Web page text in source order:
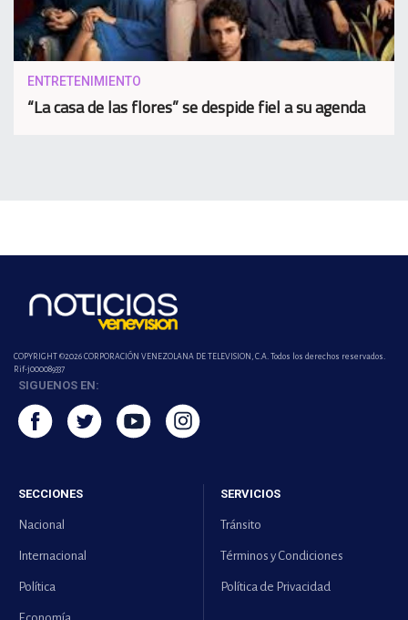
ENTRETENIMIENTO
“La casa de las flores” se despide fiel a su agenda
COPYRIGHT ©2026 CORPORACIÓN VENEZOLANA DE TELEVISION, C.A. Todos los derechos reservados.
Rif-j000089337
SIGUENOS EN:
SECCIONES
Nacional
Internacional
Política
SERVICIOS
Tránsito
Términos y Condiciones
Política de Privacidad